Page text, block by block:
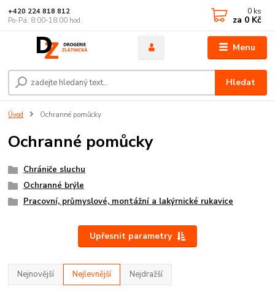
Menu
Hledat
+420 224 818 812
Po-Pá: 8:00-18:00 hod.
0 ks
za 0 Kč
Úvod Ochranné pomůcky
Ochranné pomůcky
Chrániče sluchu
Ochranné brýle
Pracovní, průmyslové, montážní a lakýrnické rukavice
Upřesnit parametry
Nejnovější Nejlevnější Nejdražší